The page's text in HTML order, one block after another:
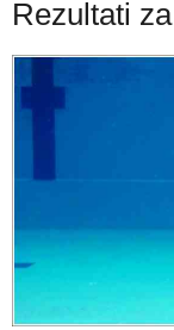
Rezultati